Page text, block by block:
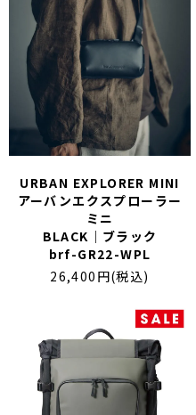
URBAN EXPLORER MINI
アーバンエクスプローラー
ミニ
BLACK｜ブラック
brf-GR22-WPL
26,400円(税込)